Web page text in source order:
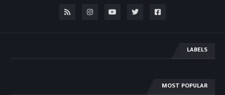
LABELS
MOST POPULAR